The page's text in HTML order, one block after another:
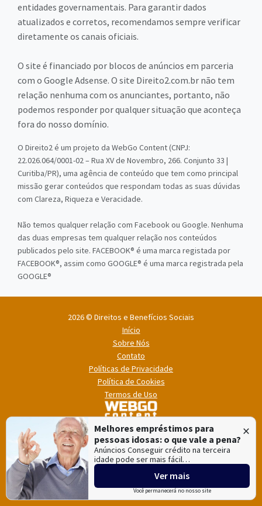
Melhores empréstimos para
pessoas idosas: o que vale a pena?
Anúncios Conseguir crédito na terceira
idade pode ser mais fácil…
Ver mais
Você permanecerá no nosso site
×
entidades governamentais. Para garantir dados
atualizados e corretos, recomendamos sempre verificar
diretamente os canais oficiais.
O site é financiado por blocos de anúncios em parceria
com o Google Adsense. O site Direito2.com.br não tem
relação nenhuma com os anunciantes, portanto, não
podemos responder por qualquer situação que aconteça
fora do nosso domínio.
O Direito2 é um projeto da WebGo Content (CNPJ:
22.026.064/0001-02 – Rua XV de Novembro, 266. Conjunto 33 |
Curitiba/PR), uma agência de conteúdo que tem como principal
missão gerar conteúdos que respondam todas as suas dúvidas
com Clareza, Riqueza e Veracidade.
Não temos qualquer relação com Facebook ou Google. Nenhuma
das duas empresas tem qualquer relação nos conteúdos
publicados pelo site. FACEBOOK® é uma marca registada por
FACEBOOK®, assim como GOOGLE® é uma marca registrada pela
GOOGLE®
2026 © Direitos e Benefícios Sociais
Início
Sobre Nós
Contato
Políticas de Privacidade
Política de Cookies
Termos de Uso
Direitos e Benefícios Sociais é mantido e hospedado pela
especialista em
criação de sitesecriação de portais de notícias.